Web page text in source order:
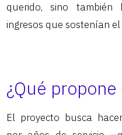
querido, sino
ingresos que sostenían el
¿Qué
El proyecto busca